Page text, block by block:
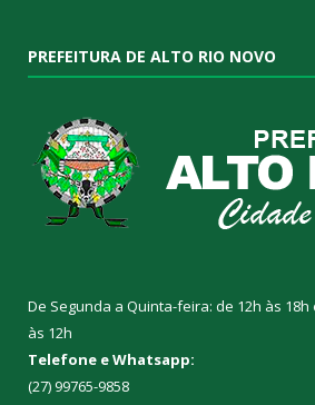
PREFEITURA DE ALTO RIO NOVO
De Segunda a Quinta-feira: de 12h às
às 12h
Telefone e Whatsapp:
(27) 99765-9858